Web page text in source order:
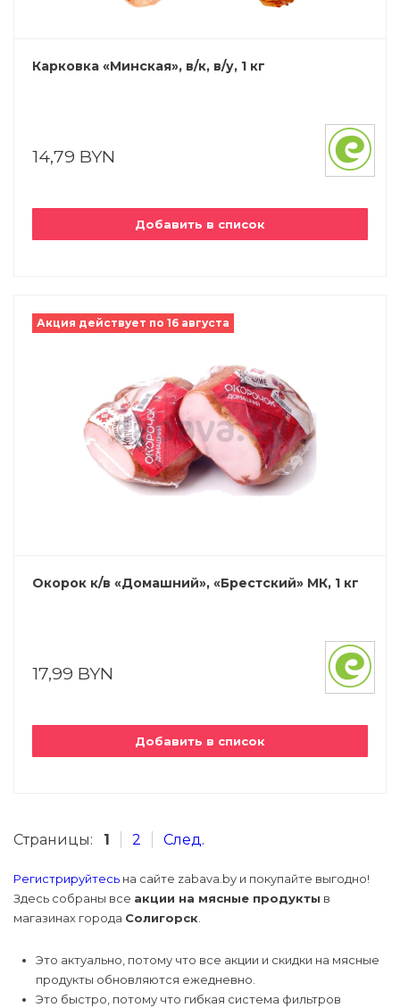
Карковка «Минская», в/к, в/у, 1 кг
14,79 BYN
Добавить в список
Акция действует по 16 августа
Окорок к/в «Домашний», «Брестский» МК, 1 кг
17,99 BYN
Добавить в список
Страницы: 1 2 След.
Регистрируйтесь на сайте zabava.by и покупайте выгодно!
Здесь собраны все акции на мясные продукты в
магазинах города Солигорск
Это актуально, потому что все акции и скидки на мясные
продукты обновляются ежедневно.
Это быстро, потому что гибкая система фильтров